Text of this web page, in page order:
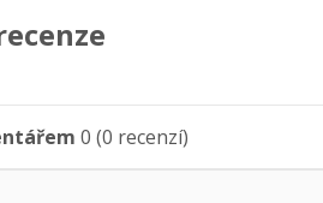
0 (0 recenzí)